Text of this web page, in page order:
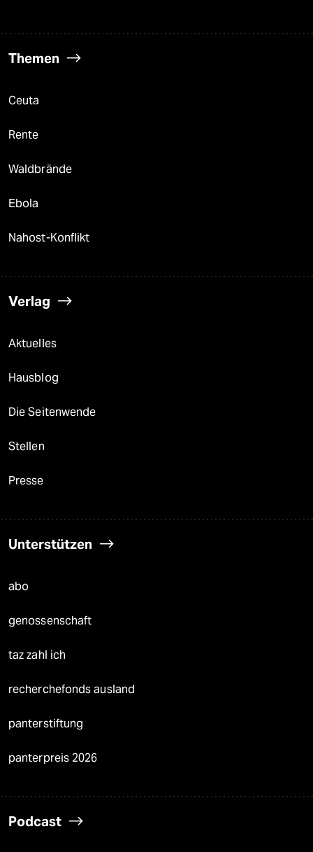
Themen
Ceuta
Rente
Waldbrände
Ebola
Nahost-Konflikt
Verlag
Aktuelles
Hausblog
Die Seitenwende
Stellen
Presse
Unterstützen
abo
genossenschaft
taz zahl ich
recherchefonds ausland
panterstiftung
panterpreis 2026
Podcast